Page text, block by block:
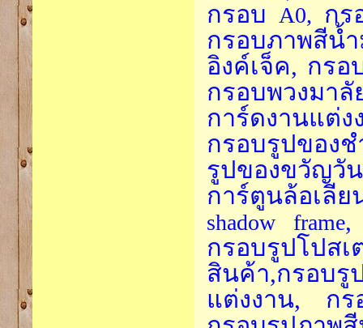
กรอบA0, ก
กรอบภาพสีน้
อิงค์เจ็ค, กร
กรอบพวงม
การ์ดงานแต่
กรอบรูปของช
รูปของขวัญวั
การ์ตูนล้อเลี
shadow frame,
กรอบรูปโป
สินค้า,กรอบ
แต่งงาน, กร